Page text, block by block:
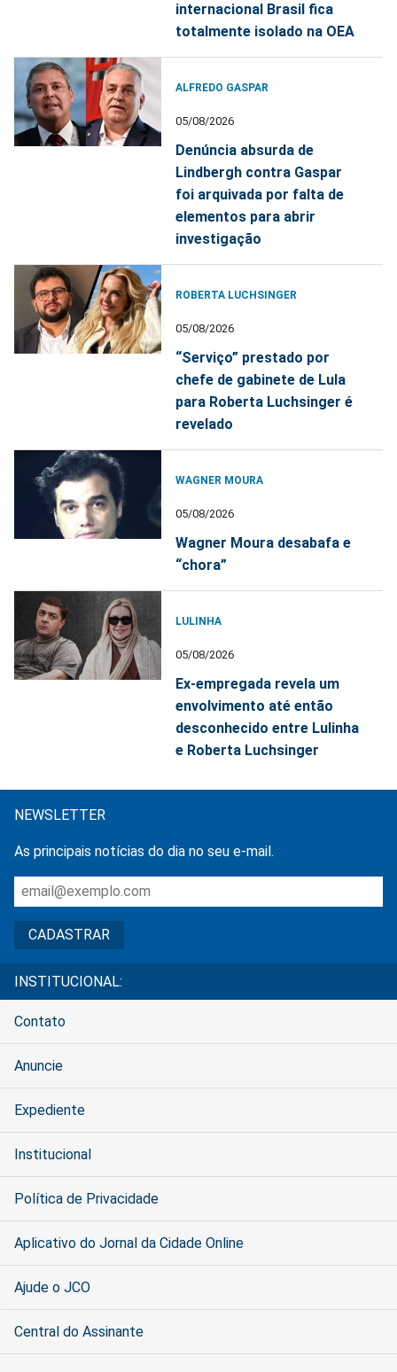
internacional Brasil fica
totalmente isolado na OEA
ALFREDO GASPAR
05/08/2026
Denúncia absurda de
Lindbergh contra Gaspar
foi arquivada por falta de
elementos para abrir
investigação
ROBERTA LUCHSINGER
05/08/2026
“Serviço” prestado por
chefe de gabinete de Lula
para Roberta Luchsinger é
revelado
WAGNER MOURA
05/08/2026
Wagner Moura desabafa e
“chora”
LULINHA
05/08/2026
Ex-empregada revela um
envolvimento até então
desconhecido entre Lulinha
e Roberta Luchsinger
NEWSLETTER
As principais notícias do dia no seu e-mail.
INSTITUCIONAL:
Contato
Anuncie
Expediente
Institucional
Política de Privacidade
Aplicativo do Jornal da Cidade Online
Ajude o JCO
Central do Assinante